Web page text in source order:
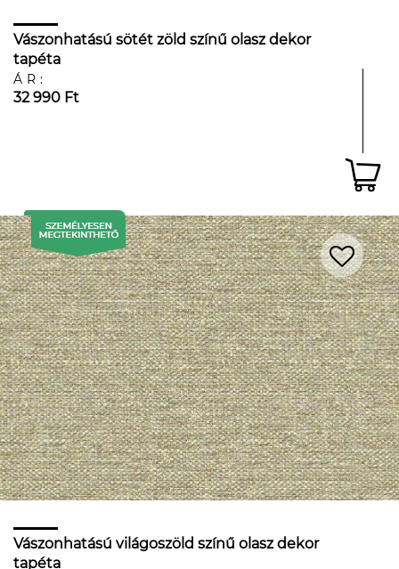
Vászonhatású sötét zöld színű olasz dekor
tapéta
ÁR:
32 990 Ft
Vászonhatású világoszöld színű olasz dekor
tapéta